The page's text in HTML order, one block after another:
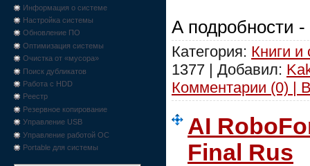
Информация о системе
Настройка системы
Обновление ПО
Оптимизация системы
Очистка от «мусора»
Поиск дубликатов
Работа с HDD
Реестр
Резервное копирование
Управление USB
Управление работой ОС
Portable для системы
А подробности -
Категория: Книги и
1377 | Добавил:
Комментарии (0) |
AI
Final Rus